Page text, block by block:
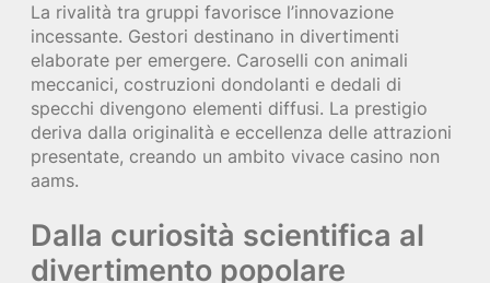
La rivalità tra gruppi favorisce l’innovazione
incessante. Gestori destinano in divertimenti
elaborate per emergere. Caroselli con animali
meccanici, costruzioni dondolanti e dedali di
specchi divengono elementi diffusi. La prestigio
deriva dalla originalità e eccellenza delle attrazioni
presentate, creando un ambito vivace casino non
aams.
Dalla curiosità scientifica al
divertimento popolare